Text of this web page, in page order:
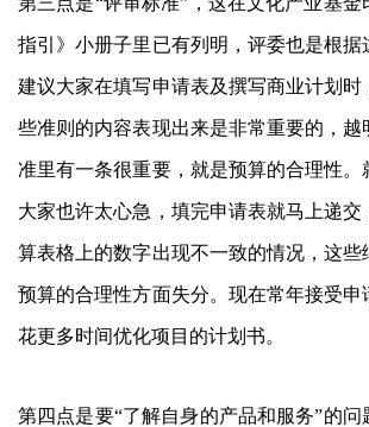
指引》小册子里已有列明，评委也是根据
建议大家在填写申请表及撰写商业计划时
些准则的内容表现出来是非常重要的，越
准里有一条很重要，就是预算的合理性。
大家也许太心急，填完申请表就马上递交
算表格上的数字出现不一致的情况，这些
预算的合理性方面失分。现在常年接受申
花更多时间优化项目的计划书。
第四点是要“了解自身的产品和服务”的